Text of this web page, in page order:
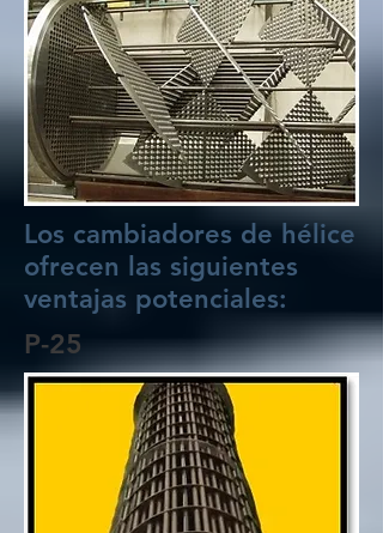
Los cambiadores de hélice
ofrecen las siguientes
ventajas potenciales:
P-25